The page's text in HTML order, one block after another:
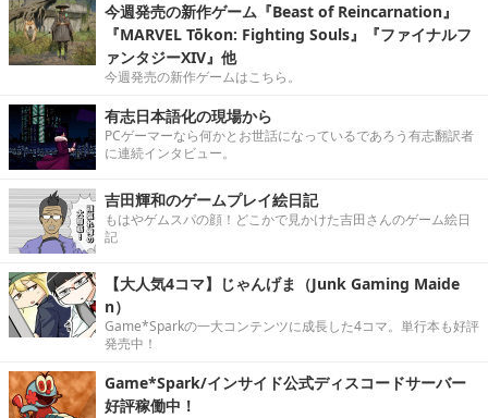
今週発売の新作ゲーム『Beast of Reincarnation』
『MARVEL Tōkon: Fighting Souls』『ファイナルフ
ァンタジーXIV』他
今週発売の新作ゲームはこちら。
有志日本語化の現場から
PCゲーマーなら何かとお世話になっているであろう有志翻訳者
に連続インタビュー。
吉田輝和のゲームプレイ絵日記
もはやゲムスパの顔！どこかで見かけた吉田さんのゲーム絵日
記
【大人気4コマ】じゃんげま（Junk Gaming Maide
n）
Game*Sparkの一大コンテンツに成長した4コマ。単行本も好評
発売中！
Game*Spark/インサイド公式ディスコードサーバー
好評稼働中！